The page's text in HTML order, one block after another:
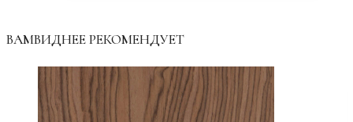
ВАМВИДНЕЕ РЕКОМЕНДУЕТ